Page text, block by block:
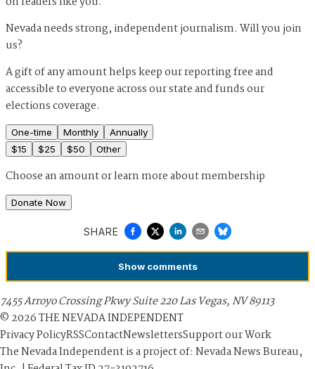
Nevada needs strong, independent journalism. Will you join
us?
A gift of any amount helps keep our reporting free and
accessible to everyone across our state and funds our
elections coverage.
One-time Monthly
Annually
$15 $25 $50 Other
Choose an amount orlearn more about membership
Donate Now
SHARE
Show comments
7455 Arroyo Crossing Pkwy Suite 220 Las Vegas, NV 89113
© 2026THE NEVADA INDEPENDENT
Privacy PolicyRSSContactNewslettersSupport our Work
The Nevada Independent is a project of: Nevada News Bureau,